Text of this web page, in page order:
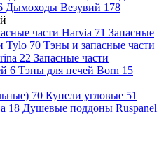
Дымоходы Везувий 178
части Harvia 71 Запасные
Tylo 70 Тэны и запасные части
22 Запасные части
6 Тэны для печей Born 15
70 Купели угловые 51
18 Душевые поддоны Ruspanel